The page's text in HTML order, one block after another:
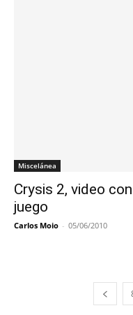
Miscelánea
Crysis 2, video
juego
Carlos Moio - 05/06/2010